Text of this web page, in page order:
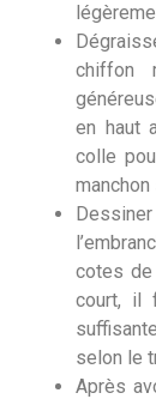
chiffon
en haut
colle
cotes
court, il
selon le
Après